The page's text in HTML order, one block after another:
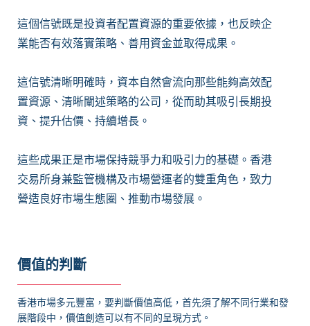
這個信號既是投資者配置資源的重要依據，也反映企
業能否有效落實策略、善用資金並取得成果。
這信號清晰明確時，資本自然會流向那些能夠高效配
置資源、清晰闡述策略的公司，從而助其吸引長期投
資、提升估價、持續增長。
這些成果正是市場保持競爭力和吸引力的基礎。香港
交易所身兼監管機構及市場營運者的雙重角色，致力
營造良好市場生態圈、推動市場發展。
價值的判斷
香港市場多元豐富，要判斷價值高低，首先須了解不同行業和發
展階段中，價值創造可以有不同的呈現方式。